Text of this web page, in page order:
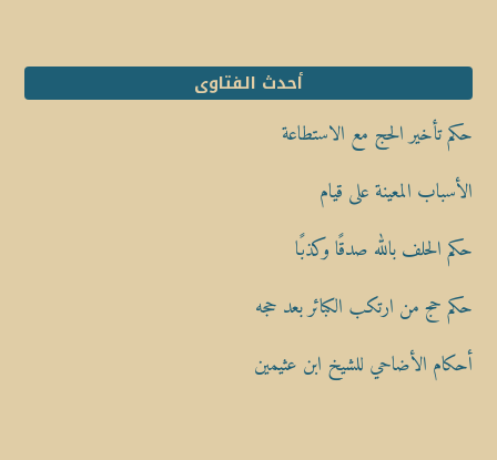
أحدث الفتاوى
حكم تأخير الحج مع الاستطاعة
الأسباب المعينة على قيام
حكم الحلف بالله صدقًا وكذبًا
حكم حج من ارتكب الكبائر بعد حجه
أحكام الأضاحي للشيخ ابن عثيمين